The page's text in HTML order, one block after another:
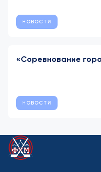
НОВОСТИ
«Соревнование
НОВОСТИ